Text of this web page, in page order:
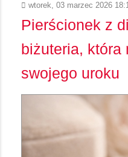
wtorek, 03 marzec 2026
Pierścionek z
biżuteria, która
swojego uroku